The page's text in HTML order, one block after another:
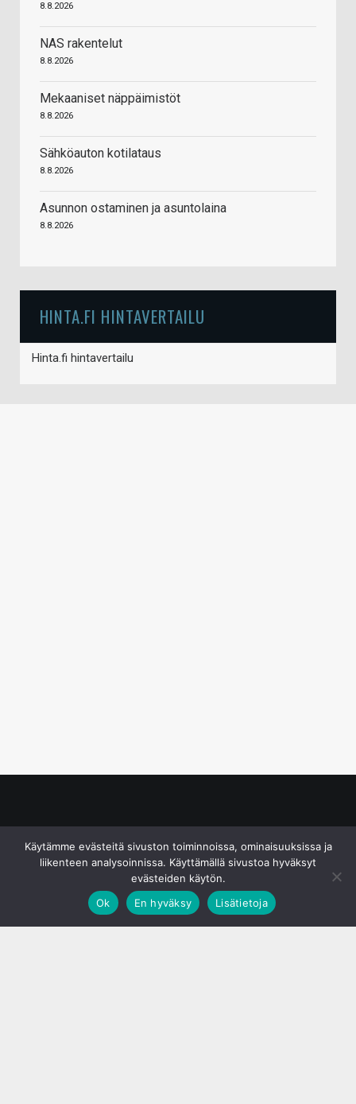
8.8.2026
NAS rakentelut
8.8.2026
Mekaaniset näppäimistöt
8.8.2026
Sähköauton kotilataus
8.8.2026
Asunnon ostaminen ja asuntolaina
8.8.2026
HINTA.FI HINTAVERTAILU
Hinta.fi hintavertailu
Käytämme evästeitä sivuston toiminnoissa, ominaisuuksissa ja
liikenteen analysoinnissa. Käyttämällä sivustoa hyväksyt
evästeiden käytön.
Ok
En hyväksy Lisätietoja